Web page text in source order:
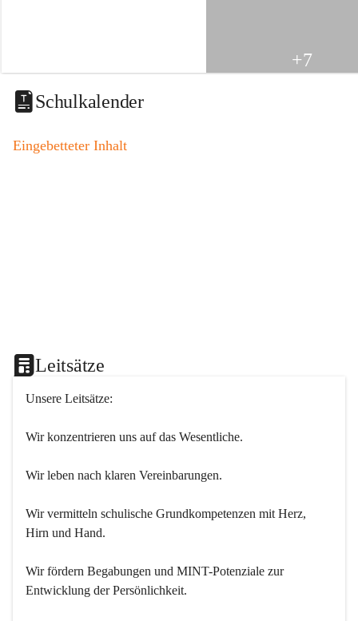
i
t
a
o
+7
Schulkalender
Eingebetteter Inhalt
Leitsätze
Unsere Leitsätze:
Wir konzentrieren uns auf das Wesentliche.
Wir leben nach klaren Vereinbarungen.
Wir vermitteln schulische Grundkompetenzen mit Herz,
Hirn und Hand.
Wir fördern Begabungen und MINT-Potenziale zur
Entwicklung der Persönlichkeit.